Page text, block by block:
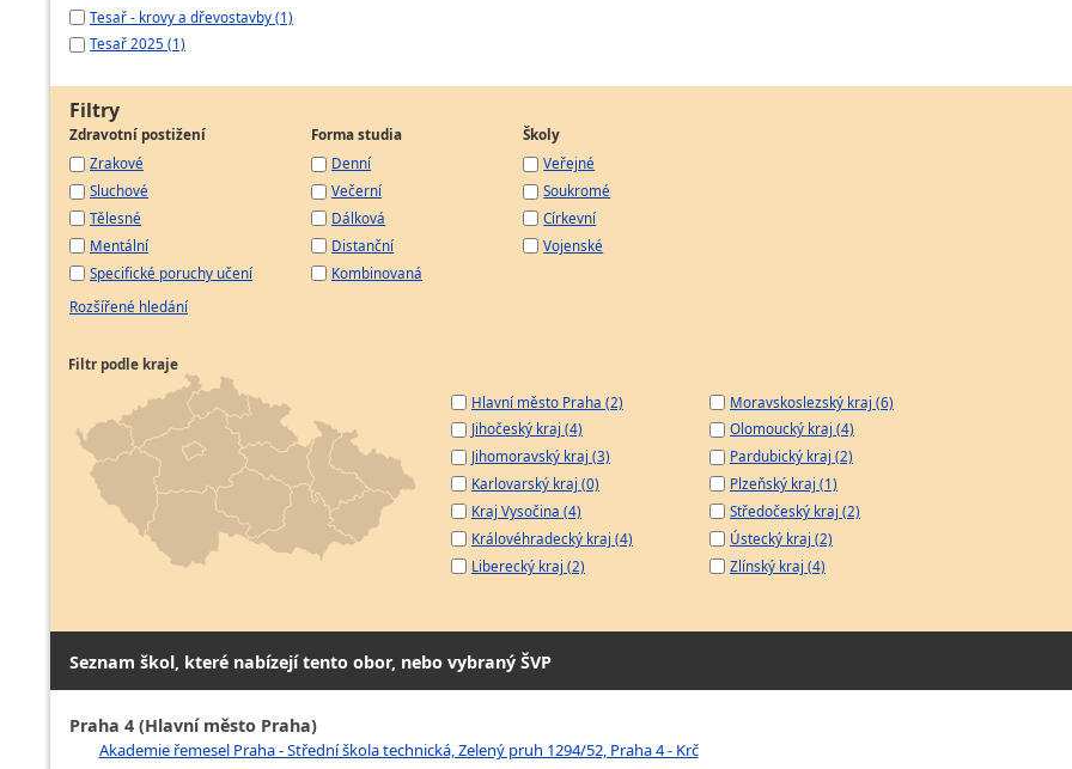
Tesař - krovy a dřevostavby (1)
Tesař 2025 (1)
Filtry
Zdravotní postižení
Zrakové
Sluchové
Tělesné
Mentální
Specifické poruchy učení
Forma studia
Denní
Večerní
Dálková
Distanční
Kombinovaná
Školy
Veřejné
Soukromé
Církevní
Vojenské
Rozšířené hledání
Filtr podle kraje
Hlavní město Praha (2)
Jihočeský kraj (4)
Jihomoravský kraj (3)
Karlovarský kraj (0)
Kraj Vysočina (4)
Královéhradecký kraj (4)
Liberecký kraj (2)
Moravskoslezský kraj (6)
Olomoucký kraj (4)
Pardubický kraj (2)
Plzeňský kraj (1)
Středočeský kraj (2)
Ústecký kraj (2)
Zlínský kraj (4)
Seznam škol, které nabízejí tento obor, nebo vybraný ŠVP
Praha 4 (Hlavní město Praha)
Akademie řemesel Praha - Střední škola technická, Zelený pruh 1294/52, Praha 4 - Krč